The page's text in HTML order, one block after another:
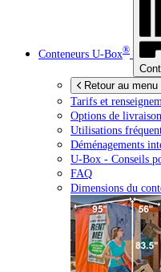
Conteneurs U-Box®
Retour au menu
Tarifs et
Options de livraison
Utilisations
Déménagements
U-Box - Conseils
FAQ
Dimensions du